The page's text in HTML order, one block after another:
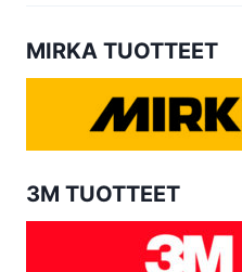
MIRKA TUOTTEET
3M TUOTTEET